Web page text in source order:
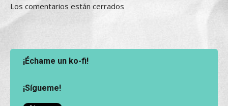
Los comentarios están cerrados
¡Échame un ko-fi!
¡Sígueme!